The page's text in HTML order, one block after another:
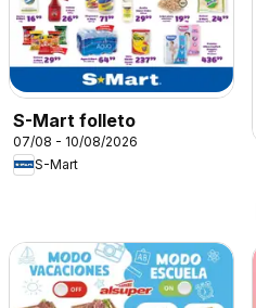
S-Mart folleto
07/08 - 10/08/2026
S-Mart